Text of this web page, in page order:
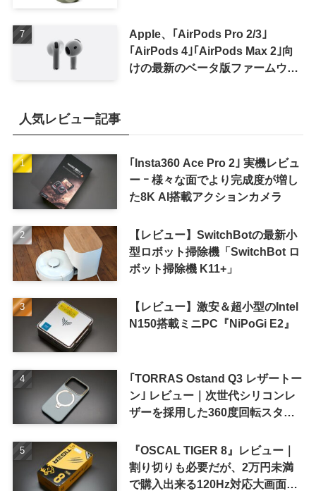
Apple、｢AirPods Pro 2/3｣
｢AirPods 4｣｢AirPods Max 2｣向
けの最新のベータ版ファームウェ
人気レビュー記事
｢Insta360 Ace Pro 2｣ 実機レビュ
ー ｰ 様々な面でより完成度が増し
た8K AI搭載アクションカメラ
【レビュー】SwitchBotの最新小
型ロボット掃除機「SwitchBot ロ
ボット掃除機 K11+」
【レビュー】激安＆超小型のIntel
N150搭載ミニPC『NiPoGi E2』
｢TORRAS Ostand Q3 レザートー
ン｣ レビュー｜次世代シリコンレ
ザーを採用した360度回転スタン
『OSCAL TIGER 8』レビュー｜
割り切りも必要だが、2万円未満
で購入出来る120Hz対応大画面ス